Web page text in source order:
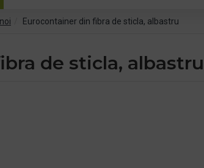
Eurocontainer din fibra de sticla, albastru
de sticla, albastru